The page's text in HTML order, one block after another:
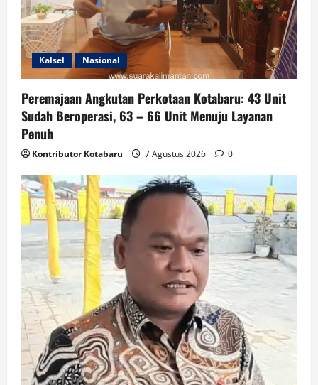
Kalsel Nasional
Peremajaan Angkutan Perkotaan Kotabaru: 43 Unit
Sudah Beroperasi, 63 – 66 Unit Menuju Layanan
Penuh
Kontributor Kotabaru 7 Agustus 2026 0